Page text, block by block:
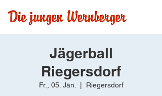
Jägerball
Riegersdorf
Fr., 05. Jän. Riegersdorf